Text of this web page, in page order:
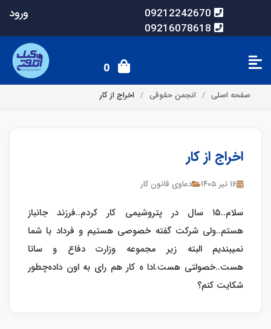
09212242670
09216078618
ورود
0
صفحه اصلی انجمن حقوقی اخراج از کار
اخراج از کار
۱۶ تیر ۱۴۰۵ دعاوی قانون کار
سلام..۱۵ سال در پتروشیمی کار کردم..فرزند جانباز
هستم..ولی شرکت گفته خصوصی هستیم و فرداد با شما
نمیبندیم البته زیر مجموعه وزارت دفاع و ساتا
هست..خصولتی هست.‌ادا ه کار هم رای به اون داده‌‌چطور
شکایت کنم؟